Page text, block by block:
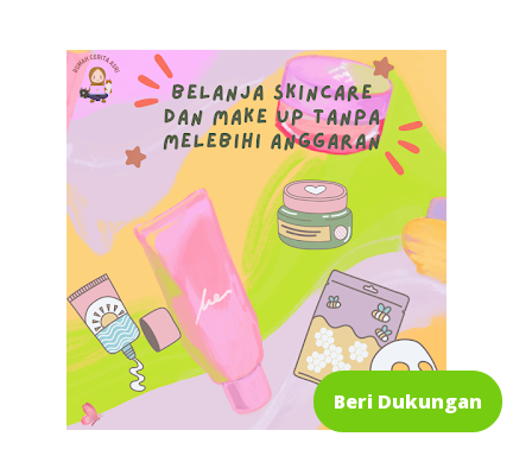
Beri Dukungan